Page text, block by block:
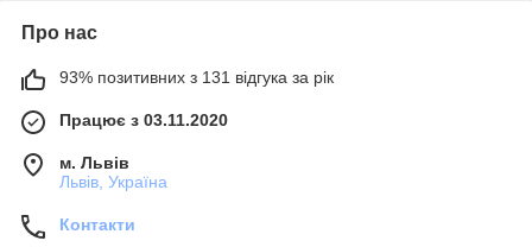
Про нас
93% позитивних з 131 відгука за рік
Працює з 03.11.2020
м. Львів
Львів, Україна
Контакти